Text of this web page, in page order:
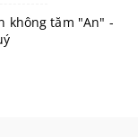
không tăm "An" -